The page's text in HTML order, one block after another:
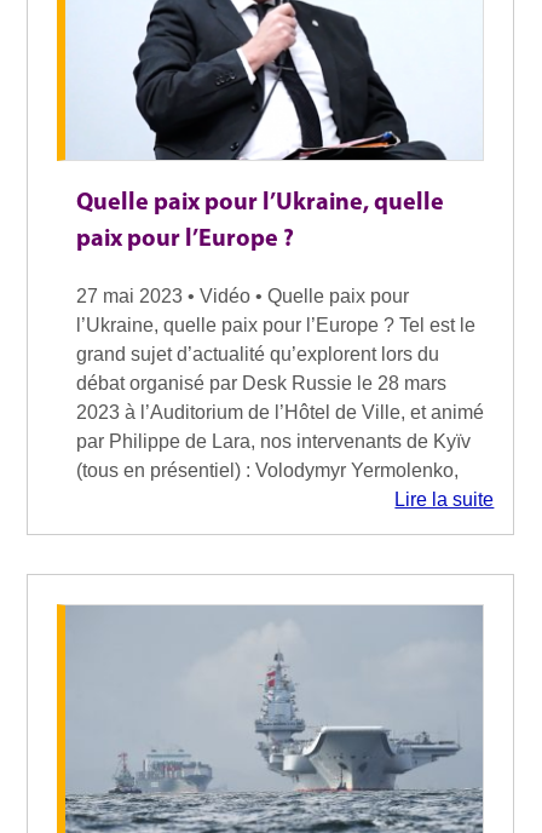
Quelle paix pour l’Ukraine, quelle
paix pour l’Europe ?
27 mai 2023 • Vidéo • Quelle paix pour
l’Ukraine, quelle paix pour l’Europe ? Tel est le
grand sujet d’actualité qu’explorent lors du
débat organisé par Desk Russie le 28 mars
2023 à l’Auditorium de l’Hôtel de Ville, et animé
par Philippe de Lara, nos intervenants de Kyïv
(tous en présentiel) : Volodymyr Yermolenko,
Lire la suite